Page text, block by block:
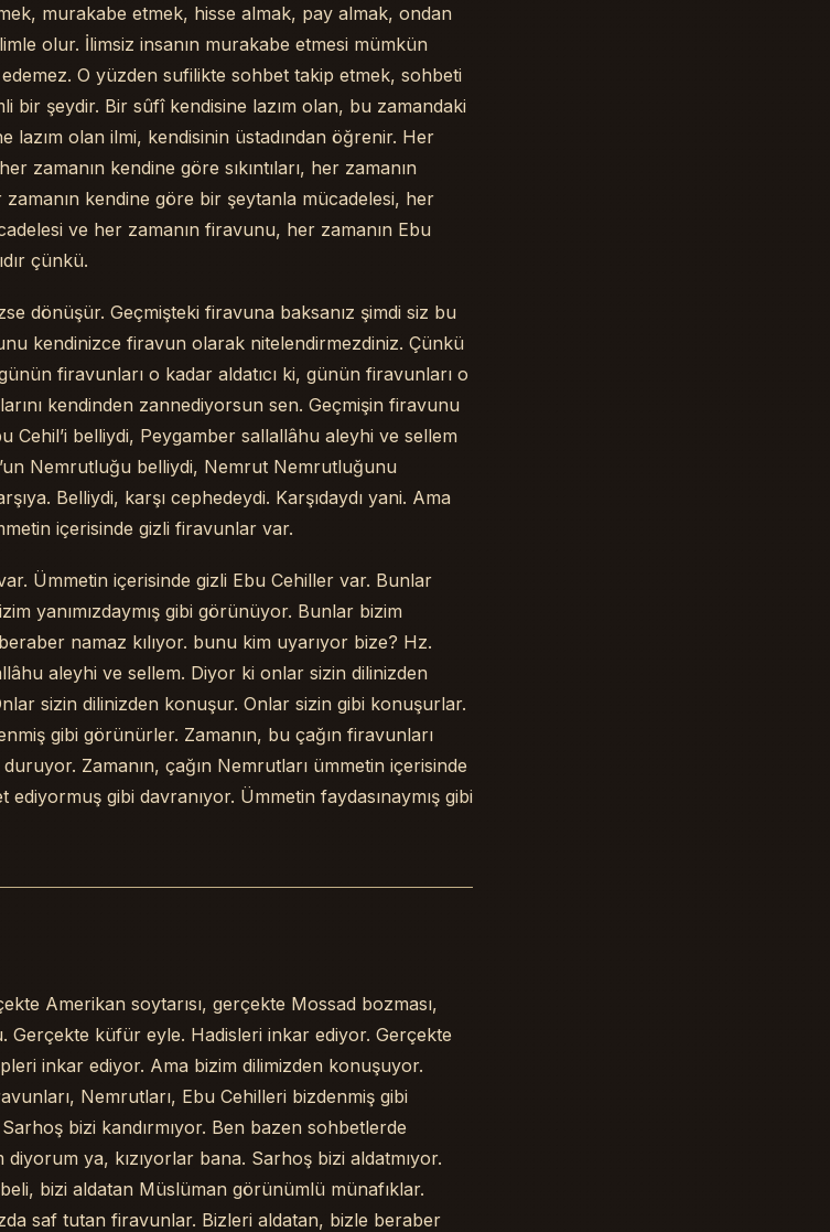
murakabe etmek, hisse almak, pay almak, ondan
olur. İlimsiz insanın murakabe etmesi mümkün
O yüzden sufilikte sohbet takip etmek, sohbeti
bir şeydir. Bir sûfî kendisine lazım olan, bu zamandaki
lazım olan ilmi, kendisinin üstadından öğrenir. Her
zamanın kendine göre sıkıntıları, her zamanın
kendine göre bir şeytanla mücadelesi, her
ve her zamanın firavunu, her zamanın Ebu
çünkü.
dönüşür. Geçmişteki firavuna baksanız şimdi siz bu
kendinizce firavun olarak nitelendirmezdiniz. Çünkü
firavunları o kadar aldatıcı ki, günün firavunları o
kendinden zannediyorsun sen. Geçmişin firavunu
Cehil’i belliydi, Peygamber sallallâhu aleyhi ve sellem
Nemrutluğu belliydi, Nemrut Nemrutluğunu
Belliydi, karşı cephedeydi. Karşıdaydı yani. Ama
içerisinde gizli firavunlar var.
Ümmetin içerisinde gizli Ebu Cehiller var. Bunlar
yanımızdaymış gibi görünüyor. Bunlar bizim
namaz kılıyor. bunu kim uyarıyor bize? Hz.
aleyhi ve sellem. Diyor ki onlar sizin dilinizden
sizin dilinizden konuşur. Onlar sizin gibi konuşurlar.
gibi görünürler. Zamanın, bu çağın firavunları
Zamanın, çağın Nemrutları ümmetin içerisinde
gibi davranıyor. Ümmetin faydasınaymış gibi
Amerikan soytarısı, gerçekte Mossad bozması,
Gerçekte küfür eyle. Hadisleri inkar ediyor. Gerçekte
inkar ediyor. Ama bizim dilimizden konuşuyor.
Nemrutları, Ebu Cehilleri bizdenmiş gibi
bizi kandırmıyor. Ben bazen sohbetlerde
diyorum ya, kızıyorlar bana. Sarhoş bizi aldatmıyor.
bizi aldatan Müslüman görünümlü münafıklar.
saf tutan firavunlar. Bizleri aldatan, bizle beraber